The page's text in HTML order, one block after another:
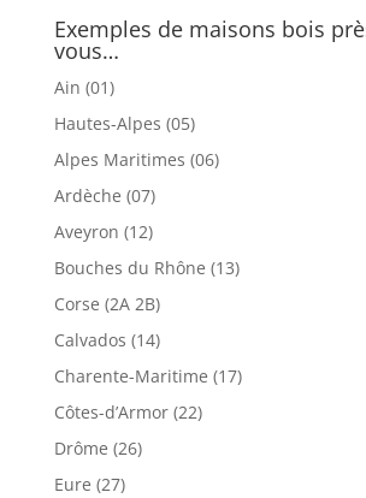
Exemples de maisons bois
vous…
Ain (01)
Hautes-Alpes (05)
Alpes Maritimes (06)
Ardèche (07)
Aveyron (12)
Bouches du Rhône (13)
Corse (2A 2B)
Calvados (14)
Charente-Maritime (17)
Côtes-d’Armor (22)
Drôme (26)
Eure (27)